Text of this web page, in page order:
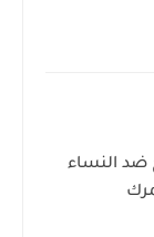
ضد النساء